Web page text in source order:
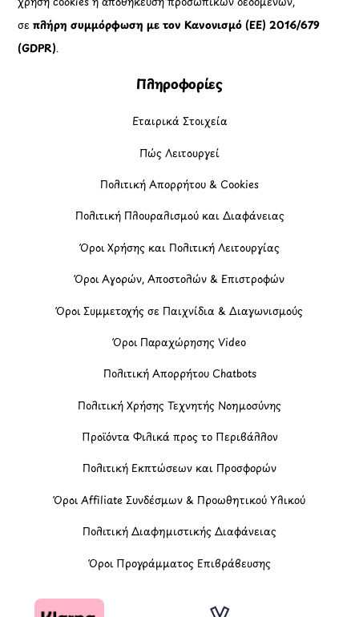
σεπλήρη συμμόρφωση με τον Κανονισμό (ΕΕ) 2016/679
(GDPR).
Πληροφορίες
Εταιρικά Στοιχεία
Πώς Λειτουργεί
Πολιτική Απορρήτου & Cookies
Πολιτική Πλουραλισμού και Διαφάνειας
Όροι Χρήσης και Πολιτική Λειτουργίας
Όροι Αγορών, Αποστολών & Επιστροφών
Όροι Συμμετοχής σε Παιχνίδια & Διαγωνισμούς
Όροι Παραχώρησης Video
Πολιτική Απορρήτου Chatbots
Πολιτική Χρήσης Τεχνητής Νοημοσύνης
Προϊόντα Φιλικά προς το Περιβάλλον
Πολιτική Εκπτώσεων και Προσφορών
Όροι Affiliate Συνδέσμων & Προωθητικού Υλικού
Πολιτική Διαφημιστικής Διαφάνειας
Όροι Προγράμματος Επιβράβευσης